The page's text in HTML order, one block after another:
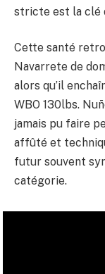
stricte est la clé
Cette santé
Navarrete de
alors qu’il
WBO 130lbs.
jamais pu faire
affûté et
futur souvent
catégorie.